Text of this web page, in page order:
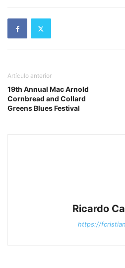
Artículo anterior
19th Annual Mac Arnold
Cornbread and Collard
Greens Blues Festival
Ricardo
https://